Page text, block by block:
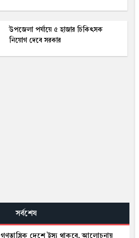
উপজেলা পর্যায়ে ৫ হাজার চিকিৎসক
নিয়োগ দেবে সরকার
সর্বশেষ
গণতান্ত্রিক দেশে ইস্যু থাকবে, আলোচনায়